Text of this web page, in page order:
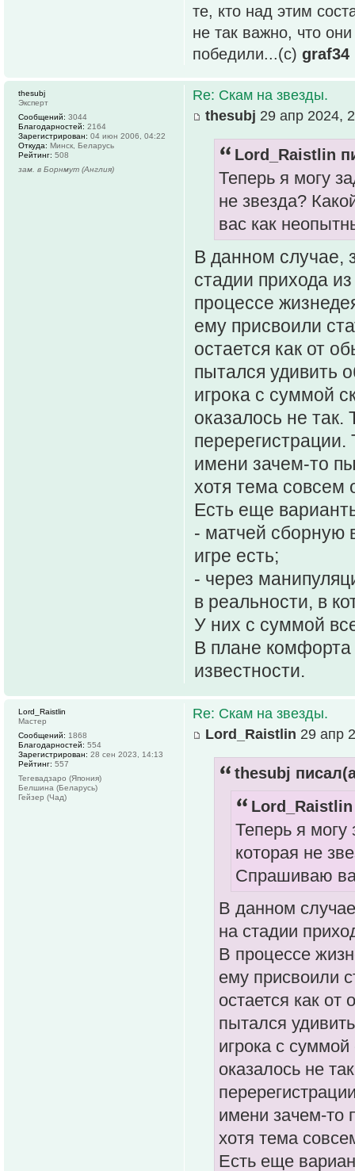
те, кто над этим
не так важно, что
победили...(с) graf34
Re: Скам на звезды.
thesubj 29 апр 2024,
Lord_Raistlin
Теперь я могу
не звезда?
вас как
В данном случае,
стадии прихода
процессе
ему присвоили
остается как от
пытался удивить
игрока с суммой
оказалось не
имени зачем-то
хотя тема совсем
Есть еще
- матчей сборную
игре есть;
- через
в реальности, в
У них с суммой
В плане
известности.
thesubj
Эксперт
Сообщений: 3044
Благодарностей: 2164
Зарегистрирован: 04 июн 2006, 04:22
Откуда: Минск, Беларусь
Рейтинг: 508
зам. в Борнмут (Англия)
Re: Скам на звезды.
Lord_Raistlin 29 апр
thesubj
Теперь я могу
которая не
Спрашиваю
В данном
на стадии
В процессе
ему присвоили
остается как
пытался
игрока с
оказалось не
имени зачем-то
хотя тема
Есть еще
Lord_Raistlin
Мастер
Сообщений: 1868
Благодарностей: 554
Зарегистрирован: 28 сен 2023, 14:13
Рейтинг: 557
Тегевадзаро (Япония)
Белшина (Беларусь)
Гейзер (Чад)